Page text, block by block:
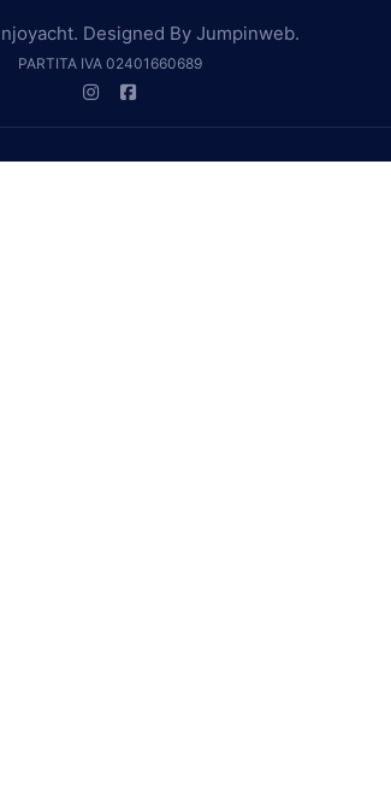
Designed By Jumpinweb.
PARTITA IVA 02401660689